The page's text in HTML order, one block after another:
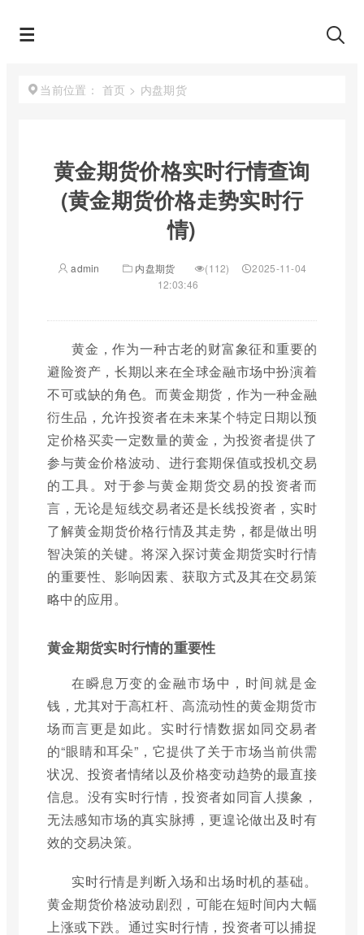
当前位置： 首页 > 内盘期货
黄金期货价格实时行情查询
(黄金期货价格走势实时行
情)
admin 内盘期货 (112)
2025-11-04
12:03:46
黄金，作为一种古老的财富象征和重要的
避险资产，长期以来在全球金融市场中扮演着
不可或缺的角色。而黄金期货，作为一种金融
衍生品，允许投资者在未来某个特定日期以预
定价格买卖一定数量的黄金，为投资者提供了
参与黄金价格波动、进行套期保值或投机交易
的工具。对于参与黄金期货交易的投资者而
言，无论是短线交易者还是长线投资者，实时
了解黄金期货价格行情及其走势，都是做出明
智决策的关键。将深入探讨黄金期货实时行情
的重要性、影响因素、获取方式及其在交易策
略中的应用。
黄金期货实时行情的重要性
在瞬息万变的金融市场中，时间就是金
钱，尤其对于高杠杆、高流动性的黄金期货市
场而言更是如此。实时行情数据如同交易者
的“眼睛和耳朵”，它提供了关于市场当前供需
状况、投资者情绪以及价格变动趋势的最直接
信息。没有实时行情，投资者如同盲人摸象，
无法感知市场的真实脉搏，更遑论做出及时有
效的交易决策。
实时行情是判断入场和出场时机的基础。
黄金期货价格波动剧烈，可能在短时间内大幅
上涨或下跌。通过实时行情，投资者可以捕捉